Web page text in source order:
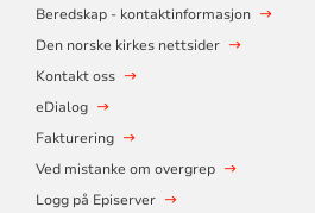
Beredskap - kontaktinformasjon
Den norske kirkes nettsider
Kontakt oss
eDialog
Fakturering
Ved mistanke om overgrep
Logg på Episerver